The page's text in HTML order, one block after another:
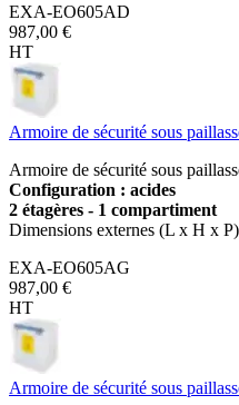
EXA-EO605AD
987,00 €
HT
Armoire de sécurité sous
Armoire de sécurité sous
Configuration : acides
2 étagères - 1 compartiment
Dimensions externes (L x H x
EXA-EO605AG
987,00 €
HT
Armoire de sécurité sous